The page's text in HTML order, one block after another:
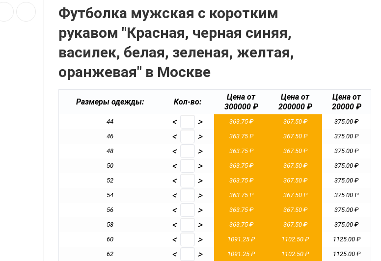
Футболка мужская с коротким
рукавом "Красная, черная синяя,
василек, белая, зеленая, желтая,
оранжевая" в Москве
Размеры одежды: Кол-во:
Цена от
300000 ₽
Цена от
200000 ₽
Цена от
20000 ₽
44 < > 363.75 ₽ 367.50 ₽
375.00 ₽
46
< > 363.75 ₽ 367.50 ₽
375.00 ₽
48
< > 363.75 ₽ 367.50 ₽
375.00 ₽
50
< > 363.75 ₽ 367.50 ₽
375.00 ₽
52
< > 363.75 ₽ 367.50 ₽
375.00 ₽
54
< > 363.75 ₽ 367.50 ₽
375.00 ₽
56
< > 363.75 ₽ 367.50 ₽
375.00 ₽
58
< > 363.75 ₽ 367.50 ₽
375.00 ₽
60
< > 1091.25 ₽ 1102.50 ₽
1125.00 ₽
62
< > 1091.25 ₽ 1102.50 ₽ 1125.00 ₽